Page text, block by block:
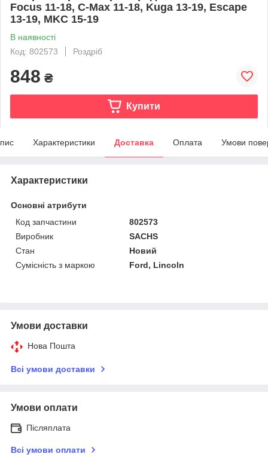
Focus 11-18, С-Max 11-18, Kuga 13-19, Escape
13-19, MKC 15-19
В наявності
Код: 802573
Роздріб
848 ₴
Купити
Характеристики Доставка Оплата Умови
Характеристики
Основні атрибути
Код запчастини
802573
Виробник
SACHS
Стан
Новий
Сумісність з маркою
Ford, Lincoln
Умови доставки
Нова Пошта
Всі умови доставки
Умови оплати
Післяплата
Всі умови оплати